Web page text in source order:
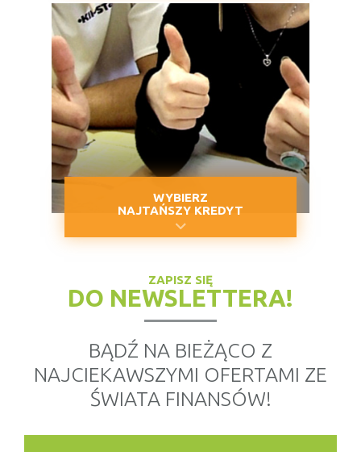
WYBIERZ
NAJTAŃSZY KREDYT
ZAPISZ SIĘ
DO NEWSLETTERA!
BĄDŹ NA BIEŻĄCO Z
NAJCIEKAWSZYMI OFERTAMI ZE
ŚWIATA FINANSÓW!